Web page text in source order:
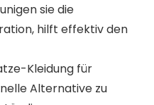
sie die
hilft effektiv den
Kleidung für
Alternative zu